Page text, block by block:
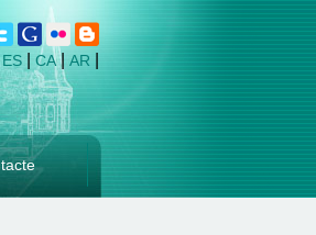
ES CA | AR